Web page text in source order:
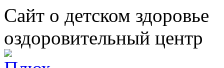
Сайт о детском здоровье
оздоровительный центр